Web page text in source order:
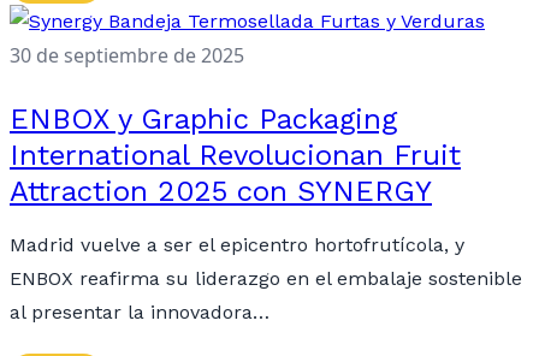
30 de septiembre de 2025
ENBOX y Graphic Packaging
International Revolucionan Fruit
Attraction 2025 con SYNERGY
Madrid vuelve a ser el epicentro hortofrutícola, y
ENBOX reafirma su liderazgo en el embalaje sostenible
al presentar la innovadora…